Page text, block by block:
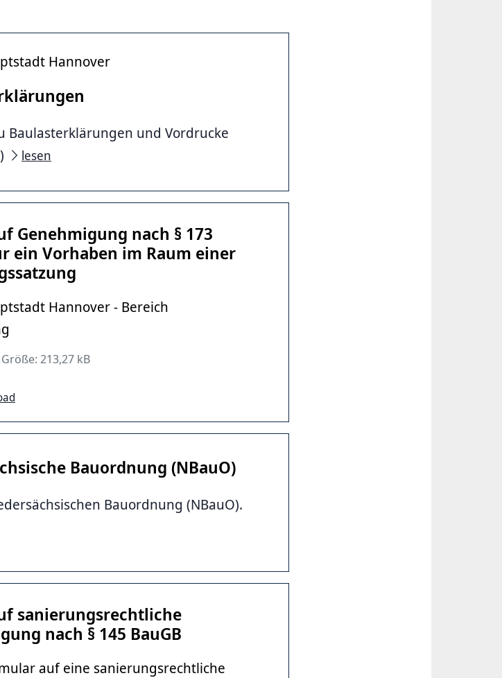
Hannover
Baulasterklärungen und Vordrucke
lesen
Genehmigung nach § 173
ein Vorhaben im Raum einer
Hannover - Bereich
213,27 kB
Bauordnung (NBauO)
Bauordnung (NBauO).
sanierungsrechtliche
nach § 145 BauGB
auf eine sanierungsrechtliche